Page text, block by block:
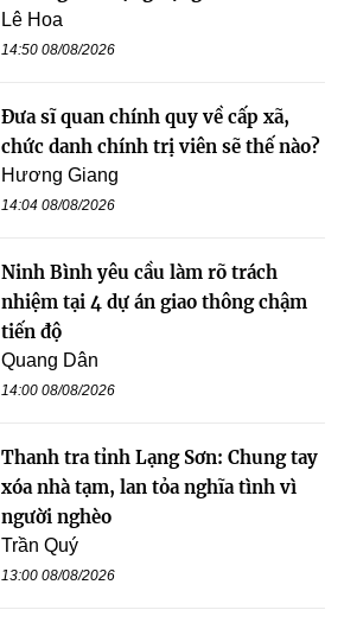
Lê Hoa
14:50 08/08/2026
Đưa sĩ quan chính quy về cấp xã,
chức danh chính trị viên sẽ thế nào?
Hương Giang
14:04 08/08/2026
Ninh Bình yêu cầu làm rõ trách
nhiệm tại 4 dự án giao thông chậm
tiến độ
Quang Dân
14:00 08/08/2026
Thanh tra tỉnh Lạng Sơn: Chung tay
xóa nhà tạm, lan tỏa nghĩa tình vì
người nghèo
Trần Quý
13:00 08/08/2026